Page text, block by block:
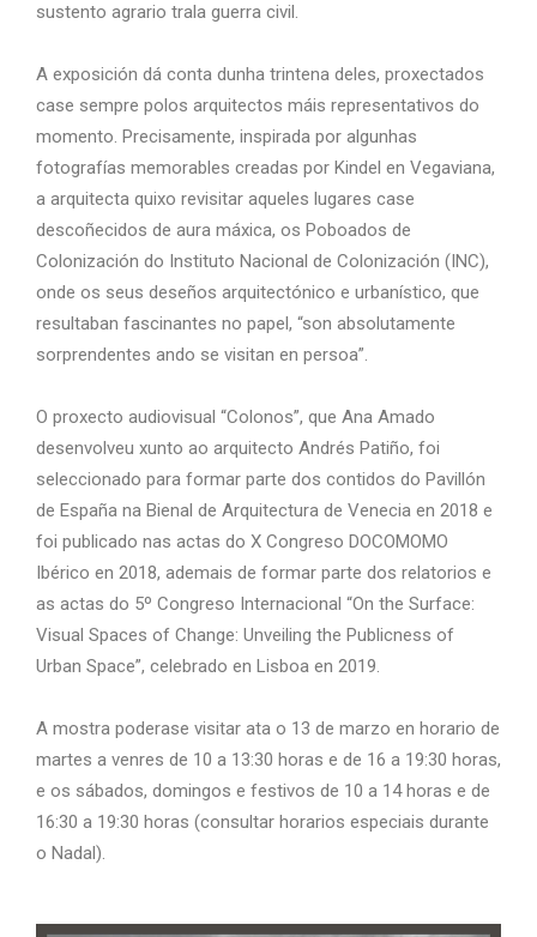
sustento agrario trala guerra civil.
A exposición dá conta dunha trintena deles, proxectados
case sempre polos arquitectos máis representativos do
momento. Precisamente, inspirada por algunhas
fotografías memorables creadas por Kindel en Vegaviana,
a arquitecta quixo revisitar aqueles lugares case
descoñecidos de aura máxica, os Poboados de
Colonización do Instituto Nacional de Colonización (INC),
onde os seus deseños arquitectónico e urbanístico, que
resultaban fascinantes no papel, “son absolutamente
sorprendentes ando se visitan en persoa”.
O proxecto audiovisual “Colonos”, que Ana Amado
desenvolveu xunto ao arquitecto Andrés Patiño, foi
seleccionado para formar parte dos contidos do Pavillón
de España na Bienal de Arquitectura de Venecia en 2018 e
foi publicado nas actas do X Congreso DOCOMOMO
Ibérico en 2018, ademais de formar parte dos relatorios e
as actas do 5º Congreso Internacional “On the Surface:
Visual Spaces of Change: Unveiling the Publicness of
Urban Space”, celebrado en Lisboa en 2019.
A mostra poderase visitar ata o 13 de marzo en horario de
martes a venres de 10 a 13:30 horas e de 16 a 19:30 horas,
e os sábados, domingos e festivos de 10 a 14 horas e de
16:30 a 19:30 horas (consultar horarios especiais durante
o Nadal).